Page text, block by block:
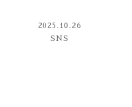
2025.10.26
SNS